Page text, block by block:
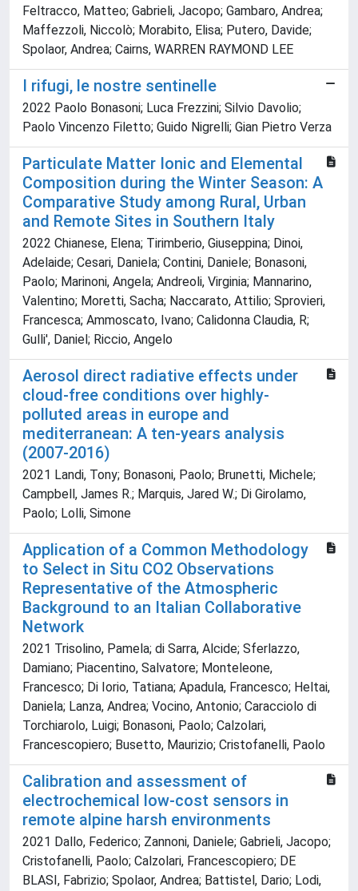
Feltracco, Matteo; Gabrieli, Jacopo; Gambaro, Andrea;
Maffezzoli, Niccolò; Morabito, Elisa; Putero, Davide;
Spolaor, Andrea; Cairns, WARREN RAYMOND LEE
I rifugi, le nostre sentinelle
2022 Paolo Bonasoni; Luca Frezzini; Silvio Davolio;
Paolo Vincenzo Filetto; Guido Nigrelli; Gian Pietro Verza
Particulate Matter Ionic and Elemental
Composition during the Winter Season: A
Comparative Study among Rural, Urban
and Remote Sites in Southern Italy
2022 Chianese, Elena; Tirimberio, Giuseppina; Dinoi,
Adelaide; Cesari, Daniela; Contini, Daniele; Bonasoni,
Paolo; Marinoni, Angela; Andreoli, Virginia; Mannarino,
Valentino; Moretti, Sacha; Naccarato, Attilio; Sprovieri,
Francesca; Ammoscato, Ivano; Calidonna Claudia, R;
Gulli', Daniel; Riccio, Angelo
Aerosol direct radiative effects under
cloud-free conditions over highly-
polluted areas in europe and
mediterranean: A ten-years analysis
(2007-2016)
2021 Landi, Tony; Bonasoni, Paolo; Brunetti, Michele;
Campbell, James R.; Marquis, Jared W.; Di Girolamo,
Paolo; Lolli, Simone
Application of a Common Methodology
to Select in Situ CO2 Observations
Representative of the Atmospheric
Background to an Italian Collaborative
Network
2021 Trisolino, Pamela; di Sarra, Alcide; Sferlazzo,
Damiano; Piacentino, Salvatore; Monteleone,
Francesco; Di Iorio, Tatiana; Apadula, Francesco; Heltai,
Daniela; Lanza, Andrea; Vocino, Antonio; Caracciolo di
Torchiarolo, Luigi; Bonasoni, Paolo; Calzolari,
Francescopiero; Busetto, Maurizio; Cristofanelli, Paolo
Calibration and assessment of
electrochemical low-cost sensors in
remote alpine harsh environments
2021 Dallo, Federico; Zannoni, Daniele; Gabrieli, Jacopo;
Cristofanelli, Paolo; Calzolari, Francescopiero; DE
BLASI, Fabrizio; Spolaor, Andrea; Battistel, Dario; Lodi,